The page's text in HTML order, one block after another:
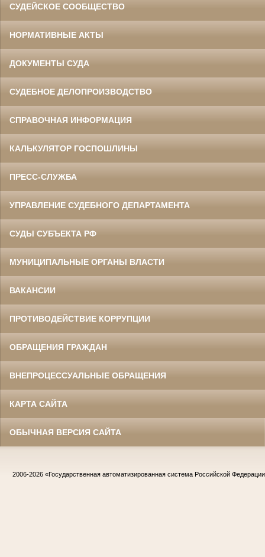
СУДЕЙСКОЕ СООБЩЕСТВО
НОРМАТИВНЫЕ АКТЫ
ДОКУМЕНТЫ СУДА
СУДЕБНОЕ ДЕЛОПРОИЗВОДСТВО
СПРАВОЧНАЯ ИНФОРМАЦИЯ
КАЛЬКУЛЯТОР ГОСПОШЛИНЫ
ПРЕСС-СЛУЖБА
УПРАВЛЕНИЕ СУДЕБНОГО ДЕПАРТАМЕНТА
СУДЫ СУБЪЕКТА РФ
МУНИЦИПАЛЬНЫЕ ОРГАНЫ ВЛАСТИ
ВАКАНСИИ
ПРОТИВОДЕЙСТВИЕ КОРРУПЦИИ
ОБРАЩЕНИЯ ГРАЖДАН
ВНЕПРОЦЕССУАЛЬНЫЕ ОБРАЩЕНИЯ
КАРТА САЙТА
ОБЫЧНАЯ ВЕРСИЯ САЙТА
2006-2026 «Государственная автоматизированная система Российской